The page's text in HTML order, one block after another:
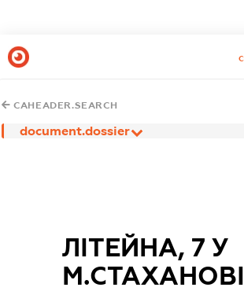
CAHEADER.SEARCH
document.dossier
ЛІТЕЙНА, 7 У
М.СТАХАНОВІ